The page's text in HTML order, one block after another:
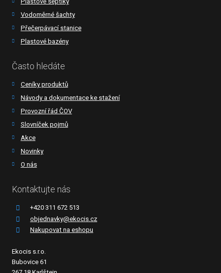
Vodoměrné šachty
Přečerpávací stanice
Plastové bazény
Často hledáte
Ceníky produktů
Návody a dokumentace ke stažení
Provozní řád ČOV
Slovníček pojmů
Akce
Novinky
O nás
Kontaktujte nás
+420 311 672 513
objednavky@ekocis.cz
Nakupovat na eshopu
Ekocis s.r.o.
Bubovice 61